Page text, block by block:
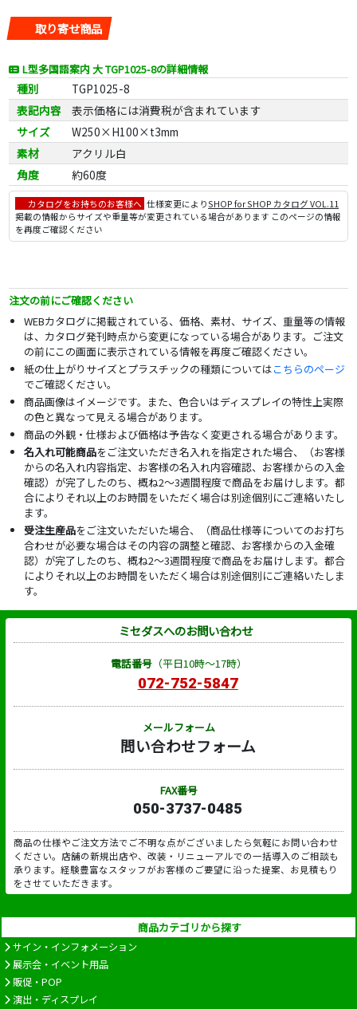
取り寄せ商品
L型多国語案内 大 TGP1025-8の詳細情報
種別
TGP1025-8
表記内容
表示価格には消費税が含まれています
サイズ
W250×H100×t3mm
素材
アクリル白
角度
約60度
カタログをお持ちのお客様へ 仕様変更によりSHOP for SHOP カタログ VOL.11
掲載の情報からサイズや重量等が変更されている場合があります このページの情報
を再度ご確認ください
注文の前にご確認ください
WEBカタログに掲載されている、価格、素材、サイズ、重量等の情報
は、カタログ発刊時点から変更になっている場合があります。ご注文
の前にこの画面に表示されている情報を再度ご確認ください。
紙の仕上がりサイズとプラスチックの種類についてはこちらのページ
でご確認ください。
商品画像はイメージです。また、色合いはディスプレイの特性上実際
の色と異なって見える場合があります。
商品の外観・仕様および価格は予告なく変更される場合があります。
名入れ可能商品をご注文いただき名入れを指定された場合、（お客様
からの名入れ内容指定、お客様の名入れ内容確認、お客様からの入金
確認）が完了したのち、概ね2～3週間程度で商品をお届けします。都
合によりそれ以上のお時間をいただく場合は別途個別にご連絡いたし
ます。
受注生産品をご注文いただいた場合、（商品仕様等についてのお打ち
合わせが必要な場合はその内容の調整と確認、お客様からの入金確
認）が完了したのち、概ね2～3週間程度で商品をお届けします。都合
によりそれ以上のお時間をいただく場合は別途個別にご連絡いたしま
す。
ミセダスへのお問い合わせ
電話番号（平日10時～17時）
072-752-5847
メールフォーム
問い合わせフォーム
FAX番号
050-3737-0485
商品の仕様やご注文方法でご不明な点がございましたら気軽にお問い合わせ
ください。店舗の新規出店や、改装・リニューアルでの一括導入のご相談も
承ります。経験豊富なスタッフがお客様のご要望に沿った提案、お見積もり
をさせていただきます。
商品カテゴリから探す
サイン・インフォメーション
展示会・イベント用品
販促・POP
演出・ディスプレイ